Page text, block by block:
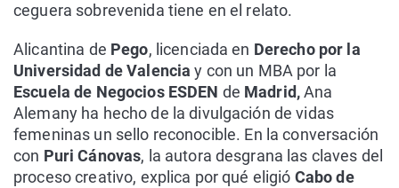
ceguera sobrevenida tiene en el relato.
Alicantina de Pego, licenciada en Derecho por la
Universidad de Valencia y con un MBA por la
Escuela de Negocios ESDEN de Madrid,Ana
Alemany ha hecho de la divulgación de vidas
femeninas un sello reconocible. En la conversación
con Puri Cánovas, la autora desgrana las claves del
proceso creativo, explica por qué eligió Cabo de